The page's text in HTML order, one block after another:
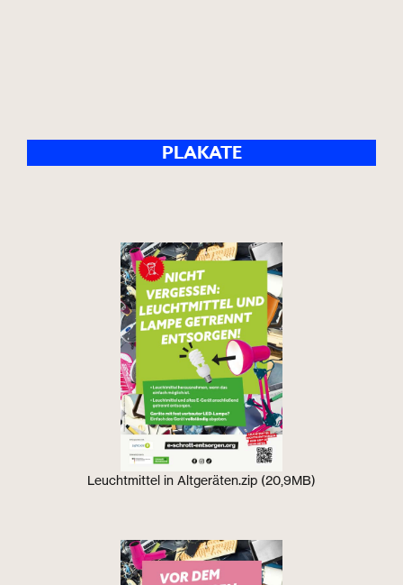
PLAKATE
Leuchtmittel in Altgeräten.zip (20,9MB)